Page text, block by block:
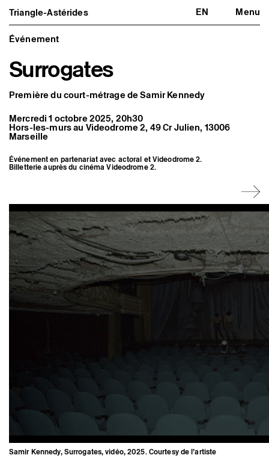
Triangle-Astérides EN Menu
Triangle-Astérides
Centre d’art contemporain
d’intérêt national
et résidence internationale d'artistes
Fermer
Présentation
Équipe et gouvernance
Formation professionnelle
Adhérer / nous soutenir
Rapports d'activité
Informations pratiques
Programmation
Agenda : en cours et à venir
Programmation éditoriale
Médiation
Publics associés
Les Nouveaux Commanditaires
Artistes résident·es et associé·es
Résident·es
Artistes associé·es
Hors-les-murs
Ancien·nes résident·es et artistes associé·es
Événement
Surrogates
Première du court-métrage de Samir Kennedy
Mercredi 1 octobre 2025, 20h30
Hors-les-murs au Videodrome 2, 49 Cr Julien, 13006
Marseille
Événement en partenariat avec actoral et Videodrome 2.
Billetterie auprès du cinémaVideodrome 2.
Samir Kennedy, Surrogates, vidéo, 2025. Courtesy de l’artiste